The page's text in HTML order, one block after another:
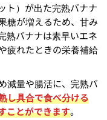
ト）が出た完熟バナナ
糖が増えるため、甘み
熟バナナは素早いエネ
疲れたときの栄養補給
減量や腸活に、完熟バ
し具合で食べ分ける
ことができます。